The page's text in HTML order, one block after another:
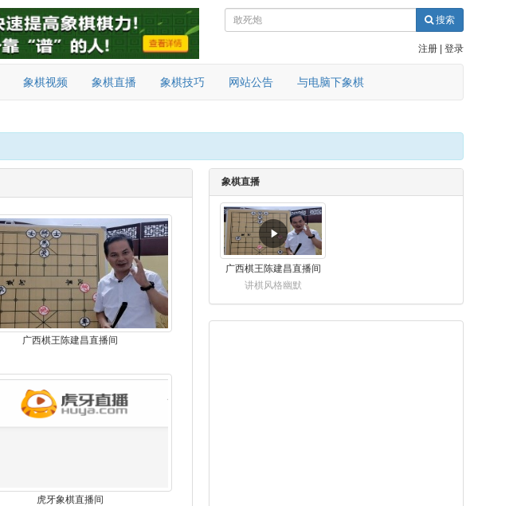
搜索
注册 登录
象棋视频 象棋直播 象棋技巧 网站公告 与电脑下象棋
广西棋王陈建昌直播间
虎牙象棋直播间
象棋直播
广西棋王陈建昌直播间
讲棋风格幽默